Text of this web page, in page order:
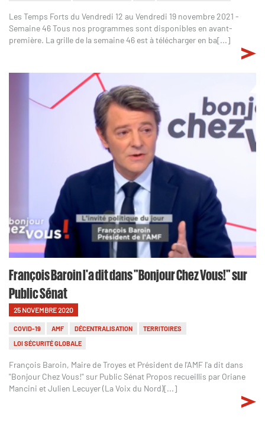
Les Temps Forts du Vendredi 12 au Vendredi 19 novembre 2021 -
Semaine 46 Tous nos programmes sont disponibles en avant-
première. La grille de la semaine 46 est à télécharger en ba[...]
François Baroin l'a dit dans "Bonjour Chez Vous!" sur
Public Sénat
25 NOVEMBRE 2020
COVID-19 AMF DÉCENTRALISATION
TERRITOIRES
LOI SÉCURITÉ GLOBALE
François Baroin, Maire de Troyes et Président de l'AMF l'a dit dans
"Bonjour Chez Vous!" sur Public Sénat Propos recueillis par Oriane
Mancini et Julien Lecuyer (La Voix du Nord)[...]